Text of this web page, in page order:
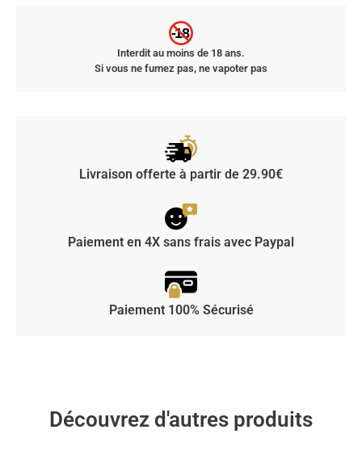
-18
Interdit au moins de 18 ans.
Si vous ne fumez pas, ne vapoter pas
Livraison offerte à partir de 29.90€
Paiement en 4X sans frais avec Paypal
Paiement 100% Sécurisé
Découvrez d'autres produits